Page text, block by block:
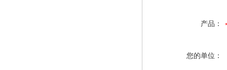
产品：
您的单位：